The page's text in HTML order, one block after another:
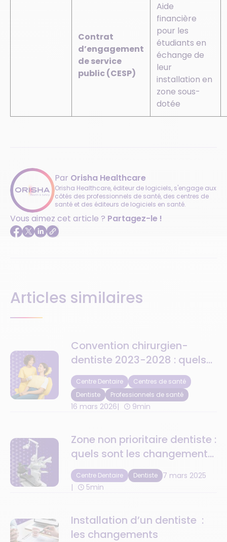
Contrat
d’engagement
de service
public (CESP)
Aide
financière
pour les
étudiants en
échange de
leur
installation en
zone sous-
dotée
Par Orisha Healthcare
Orisha Healthcare, éditeur de logiciels, s'engage aux
côtés des professionnels de santé, des centres de
santé et des éditeurs de logiciels en santé.
Vous aimez cet article ? Partagez-le !
Articles similaires
Convention chirurgien-
dentiste 2023-2028 : quels
changements concrets pour
votre cabinet ?
Centre Dentaire
Centres de santé
Dentiste
Professionnels de santé
16 mars 2026 9min
Zone non prioritaire dentiste :
quels sont les changements
en 2025 ?
Centre Dentaire Dentiste
7 mars 2025
5min
Installation d’un dentiste :
les changements